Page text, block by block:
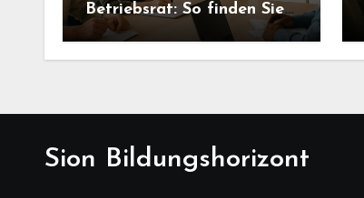
Betriebsrat: So finden Sie
eine Lösung
Sion Bildungshorizont